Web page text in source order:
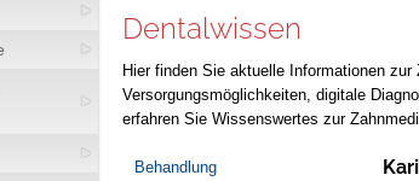
Dentalwissen
Hier finden Sie aktuelle Informationen
Versorgungsmöglichkeiten, digitale
erfahren Sie Wissenswertes zur
Behandlung